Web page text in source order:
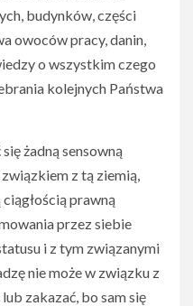
budynków, części
owoców pracy, danin,
o wszystkim czego
kolejnych Państwa
żadną sensowną
z tą ziemią,
prawną
przez siebie
i z tym związanymi
nie może w związku z
zakazać, bo sam się